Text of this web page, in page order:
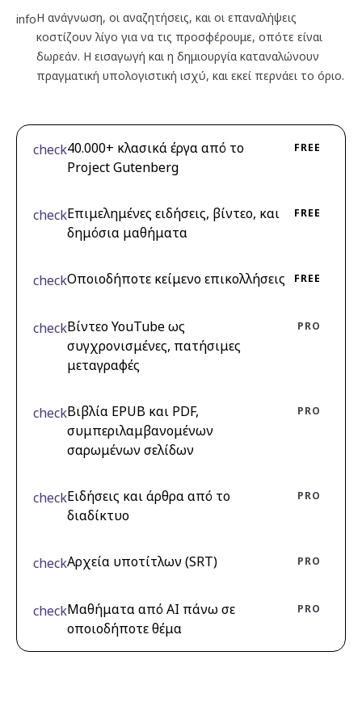
infoΗ ανάγνωση, οι αναζητήσεις, και οι επαναλήψεις
κοστίζουν λίγο για να τις προσφέρουμε, οπότε είναι
δωρεάν. Η εισαγωγή και η δημιουργία καταναλώνουν
πραγματική υπολογιστική ισχύ, και εκεί περνάει το όριο.
check40.000+ κλασικά έργα από το
Project Gutenberg
FREE
checkΕπιμελημένες ειδήσεις, βίντεο, και
δημόσια μαθήματα
FREE
checkΟποιοδήποτε κείμενο επικολλήσεις FREE
checkΒίντεο YouTube ως
συγχρονισμένες, πατήσιμες
μεταγραφές
PRO
checkΒιβλία EPUB και PDF,
συμπεριλαμβανομένων
σαρωμένων σελίδων
PRO
checkΕιδήσεις και άρθρα από το
διαδίκτυο
PRO
checkΑρχεία υποτίτλων (SRT) PRO
checkΜαθήματα από AI πάνω σε
οποιοδήποτε θέμα
PRO